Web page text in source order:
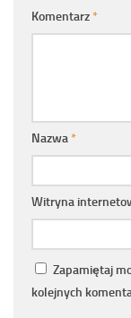
Komentarz *
Nazwa *
Witryna
Zapamiętaj
kolejnych